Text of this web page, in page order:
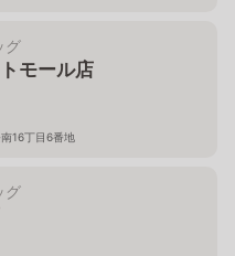
グ
モール店
16丁目6番地
グ